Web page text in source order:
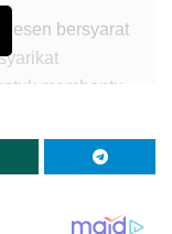
lesen bersyarat
membantu